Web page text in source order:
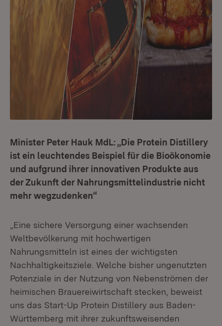
Minister Peter Hauk MdL: „Die Protein Distillery
ist ein leuchtendes Beispiel für die Bioökonomie
und aufgrund ihrer innovativen Produkte aus
der Zukunft der Nahrungsmittelindustrie nicht
mehr wegzudenken“
„Eine sichere Versorgung einer wachsenden
Weltbevölkerung mit hochwertigen
Nahrungsmitteln ist eines der wichtigsten
Nachhaltigkeitsziele. Welche bisher ungenutzten
Potenziale in der Nutzung von Nebenströmen der
heimischen Brauereiwirtschaft stecken, beweist
uns das Start-Up Protein Distillery aus Baden-
Württemberg mit ihrer zukunftsweisenden